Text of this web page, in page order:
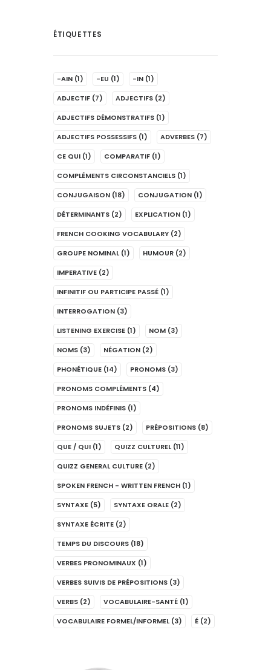
ÉTIQUETTES
-AIN (1) -EU (1) -IN (1)
ADJECTIF (7) ADJECTIFS (2)
ADJECTIFS DÉMONSTRATIFS (1)
ADJECTIFS POSSESSIFS (1) ADVERBES (7)
CE QUI (1) COMPARATIF (1)
COMPLÉMENTS CIRCONSTANCIELS (1)
CONJUGAISON (18) CONJUGATION (1)
DÉTERMINANTS (2) EXPLICATION (1)
FRENCH COOKING VOCABULARY (2)
GROUPE NOMINAL (1) HUMOUR (2)
IMPERATIVE (2)
INFINITIF OU PARTICIPE PASSÉ (1)
INTERROGATION (3)
LISTENING EXERCISE (1) NOM (3)
NOMS (3) NÉGATION (2)
PHONÉTIQUE (14) PRONOMS (3)
PRONOMS COMPLÉMENTS (4)
PRONOMS INDÉFINIS (1)
PRONOMS SUJETS (2) PRÉPOSITIONS (8)
QUE / QUI (1) QUIZZ CULTUREL (11)
QUIZZ GENERAL CULTURE (2)
SPOKEN FRENCH - WRITTEN FRENCH (1)
SYNTAXE (5) SYNTAXE ORALE (2)
SYNTAXE ÉCRITE (2)
TEMPS DU DISCOURS (18)
VERBES PRONOMINAUX (1)
VERBES SUIVIS DE PRÉPOSITIONS (3)
VERBS (2) VOCABULAIRE-SANTÉ (1)
VOCABULAIRE FORMEL/INFORMEL (3) É (2)